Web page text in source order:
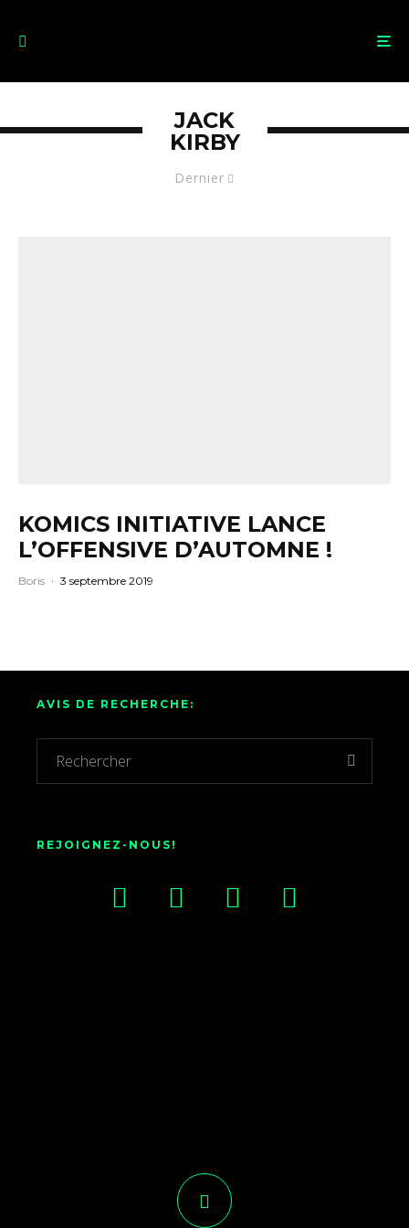
Dernier
JACK
KIRBY
KOMICS INITIATIVE LANCE
L’OFFENSIVE D’AUTOMNE !
Boris · 3 septembre 2019
AVIS DE RECHERCHE:
REJOIGNEZ-NOUS!